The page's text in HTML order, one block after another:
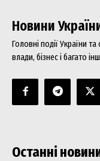
Новини
Головні події України
влади, бізнес і багато
Останні